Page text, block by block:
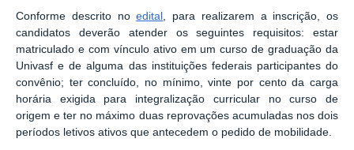
Conforme descrito noedital , para realizarem a inscrição, os
candidatos deverão atender os seguintes requisitos: estar
matriculado e com vínculo ativo em um curso de graduação da
Univasf e de alguma das instituições federais participantes do
convênio; ter concluído, no mínimo, vinte por cento da carga
horária exigida para integralização curricular no curso de
origem e ter no máximo duas reprovações acumuladas nos dois
períodos letivos ativos que antecedem o pedido de mobilidade.